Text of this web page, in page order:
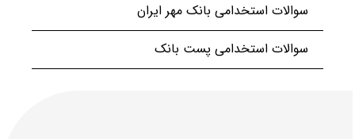
سوالات استخدامی بانک مهر ایران
سوالات استخدامی پست بانک